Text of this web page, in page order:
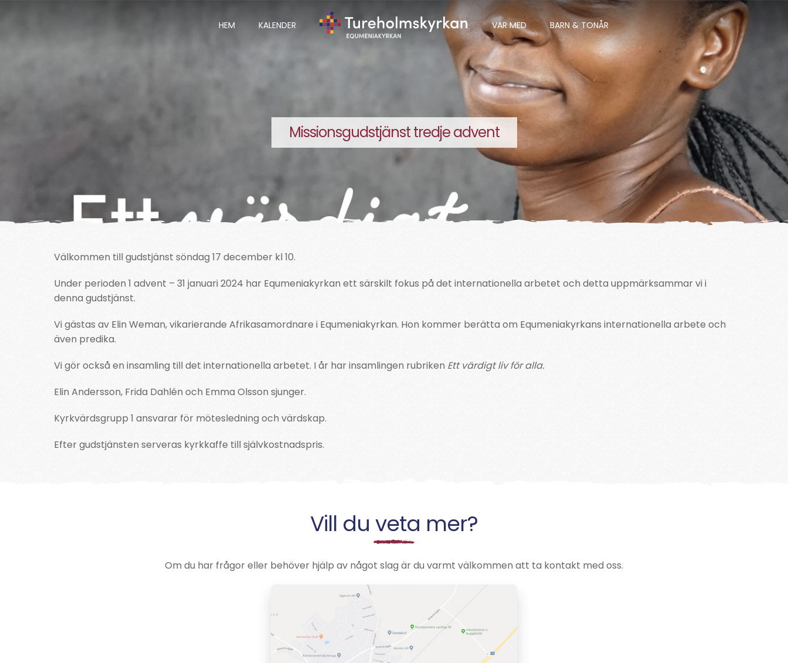
HEM KALENDER VAR MED BARN & TONÅR
Missionsgudstjänst tredje advent
Välkommen till gudstjänst söndag 17 december kl 10.
Under perioden 1 advent – 31 januari 2024 har Equmeniakyrkan ett särskilt fokus på det internationella arbetet och detta uppmärksammar vi i
denna gudstjänst.
Vi gästas av Elin Weman, vikarierande Afrikasamordnare i Equmeniakyrkan. Hon kommer berätta om Equmeniakyrkans internationella arbete och
även predika.
Vi gör också en insamling till det internationella arbetet. I år har insamlingen rubriken Ett värdigt liv för alla.
Elin Andersson, Frida Dahlén och Emma Olsson sjunger.
Kyrkvärdsgrupp 1 ansvarar för mötesledning och värdskap.
Efter gudstjänsten serveras kyrkkaffe till självkostnadspris.
Vill du veta mer?
Om du har frågor eller behöver hjälp av något slag är du varmt välkommen att ta kontakt med oss.